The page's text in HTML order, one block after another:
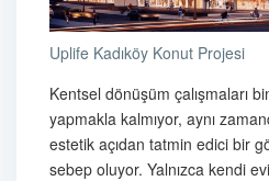
Uplife Kadıköy Konut Projesi
Kentsel dönüşüm çalışmaları
yapmakla kalmıyor, aynı
estetik açıdan tatmin edici bir
sebep oluyor. Yalnızca kendi